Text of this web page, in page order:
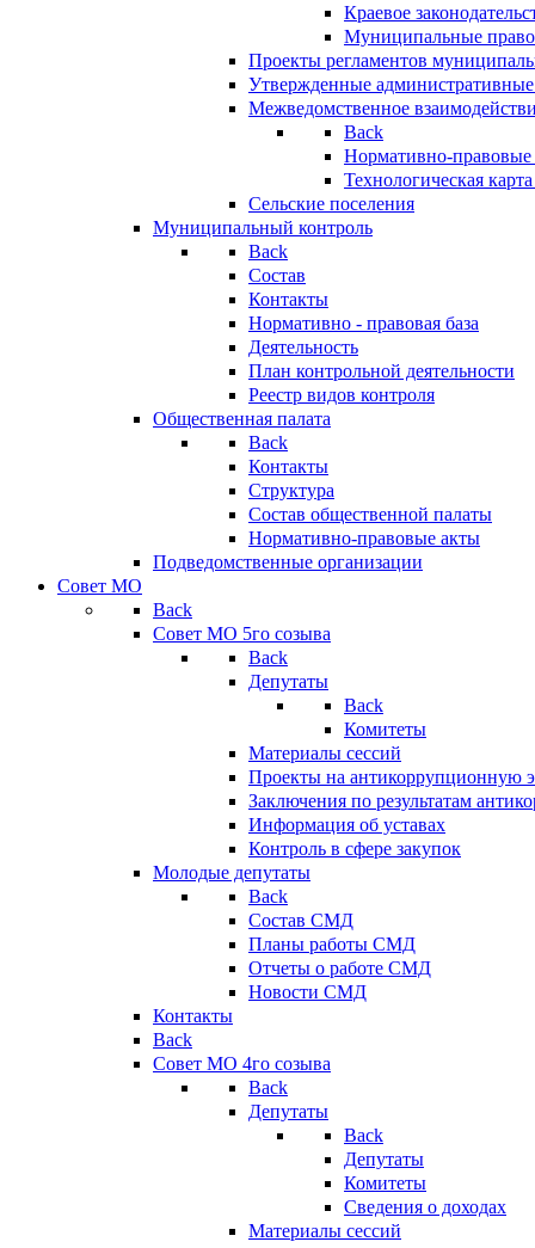
Краевое
Муниципальные
Проекты регламентов
Утвержденные
Межведомственное
Back
Нормативно-правовые
Технологическая
Сельские поселения
Муниципальный контроль
Back
Состав
Контакты
Нормативно - правовая база
Деятельность
План контрольной деятельности
Реестр видов контроля
Общественная палата
Back
Контакты
Структура
Состав общественной палаты
Нормативно-правовые акты
Подведомственные организации
Совет МО
Back
Совет МО 5го созыва
Back
Депутаты
Back
Комитеты
Материалы сессий
Проекты на антикоррупционную
Заключения по результатам
Информация об уставах
Контроль в сфере закупок
Молодые депутаты
Back
Состав СМД
Планы работы СМД
Отчеты о работе СМД
Новости СМД
Контакты
Back
Совет МО 4го созыва
Back
Депутаты
Back
Депутаты
Комитеты
Сведения о доходах
Материалы сессий